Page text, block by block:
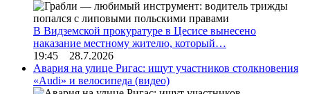
В Видземской прокуратуре в Цесисе вынесено
наказание местному жителю, который…
19:45 28.7.2026
Авария на улице Ригас: ищут участников столкновения
«Audi» и велосипеда (видео)